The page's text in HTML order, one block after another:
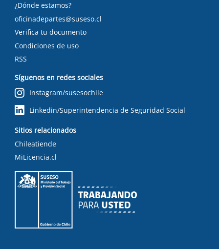
¿Dónde estamos?
oficinadepartes@suseso.cl
Verifica tu documento
Condiciones de uso
RSS
Síguenos en redes sociales
Instagram/susesochile
Linkedin/Superintendencia de Seguridad Social
Sitios relacionados
Chileatiende
MiLicencia.cl